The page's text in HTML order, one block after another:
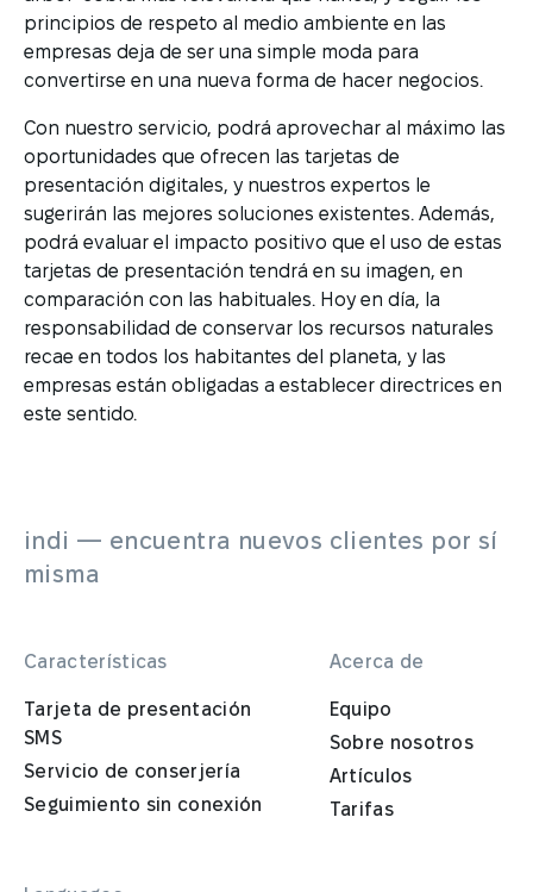
principios de respeto al medio ambiente en las
empresas deja de ser una simple moda para
convertirse en una nueva forma de hacer negocios.
Con nuestro servicio, podrá aprovechar al máximo las
oportunidades que ofrecen las tarjetas de
presentación digitales, y nuestros expertos le
sugerirán las mejores soluciones existentes. Además,
podrá evaluar el impacto positivo que el uso de estas
tarjetas de presentación tendrá en su imagen, en
comparación con las habituales. Hoy en día, la
responsabilidad de conservar los recursos naturales
recae en todos los habitantes del planeta, y las
empresas están obligadas a establecer directrices en
este sentido.
indi — encuentra nuevos clientes por sí
misma
Características
Tarjeta de presentación
SMS
Servicio de conserjería
Seguimiento sin conexión
Acerca de
Equipo
Sobre nosotros
Artículos
Tarifas